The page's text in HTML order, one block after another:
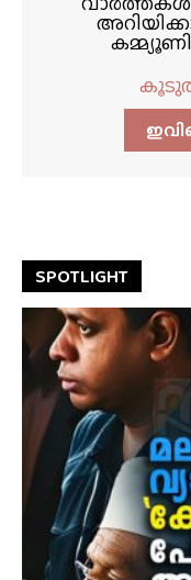
SPOTLIGHT